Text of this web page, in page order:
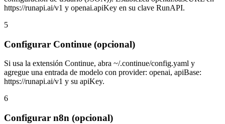
https://runapi.ai/v1 y openai.apiKey en su clave RunAPI.
5
Configurar Continue (opcional)
Si usa la extensión Continue, abra ~/.continue/config.yaml y
agregue una entrada de modelo con provider: openai, apiBase:
https://runapi.ai/v1 y su apiKey.
6
Configurar n8n (opcional)